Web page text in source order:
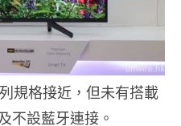
規格接近，但未有搭載
不設藍牙連接。